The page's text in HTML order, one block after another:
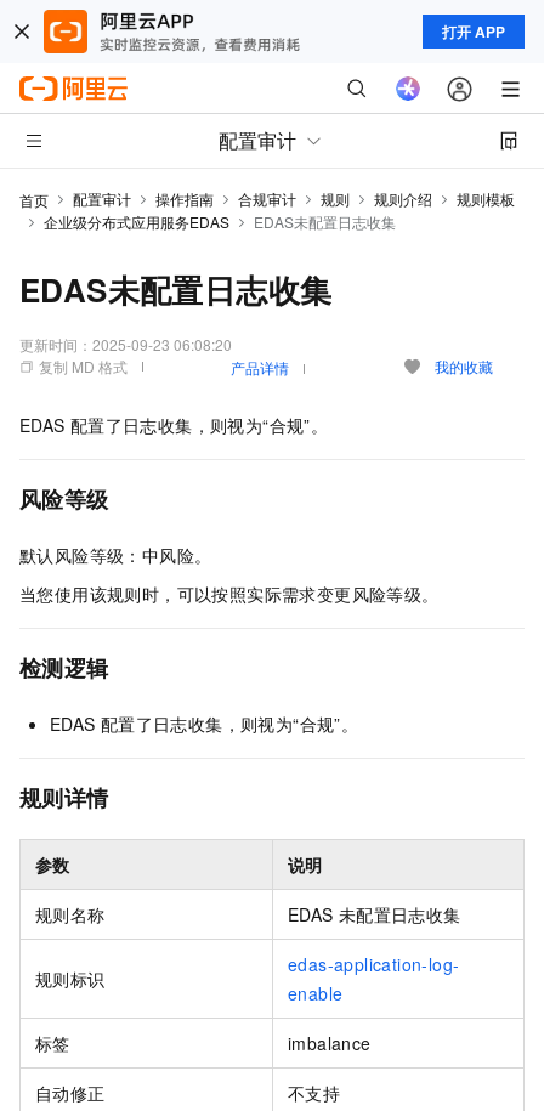
打开 APP
配置审计
首页 配置审计 操作指南 合规审计 规则 规则介绍
规则模板
企业级分布式应用服务EDAS
EDAS未配置日志收集
EDAS未配置日志收集
更新时间： 2025-09-23 06:08:20
复制 MD 格式
产品详情 我的收藏
EDAS 配置了日志收集，则视为“合规”。
风险等级
默认风险等级：中风险。
当您使用该规则时，可以按照实际需求变更风险等级。
检测逻辑
EDAS 配置了日志收集，则视为“合规”。
规则详情
参数 说明
规则名称 EDAS 未配置日志收集
规则标识
edas-application-log-
enable
标签 imbalance
自动修正 不支持